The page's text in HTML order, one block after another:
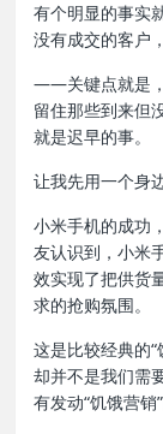
有个明显的事实
没有成交的客户
——关键点就是，
留住那些到来但
就是迟早的事。
让我先用一个身
小米手机的成功
友认识到，小米
效实现了把供货
求的抢购氛围。
这是比较经典的
却并不是我们需
有发动“饥饿营销